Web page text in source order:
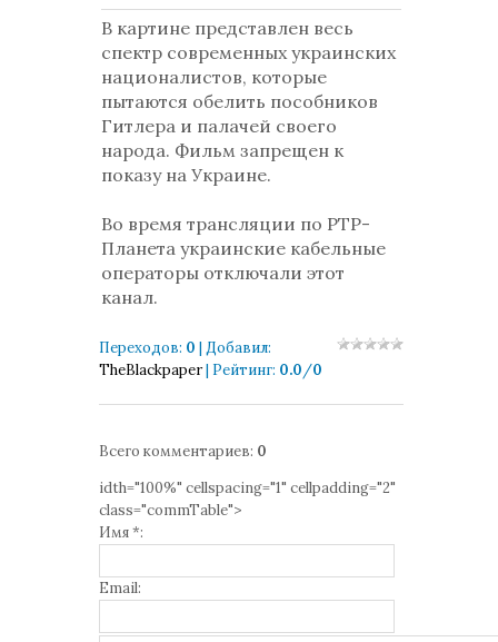
В картине представлен весь
спектр современных украинских
националистов, которые
пытаются обелить пособников
Гитлера и палачей своего
народа. Фильм запрещен к
показу на Украине.
Во время трансляции по РТР-
Планета украинские кабельные
операторы отключали этот
канал.
Переходов: 0 | Добавил:
TheBlackpaper| Рейтинг: 0.0/0
Всего комментариев: 0
idth="100%" cellspacing="1" cellpadding="2"
class="commTable">
Имя *:
Email: